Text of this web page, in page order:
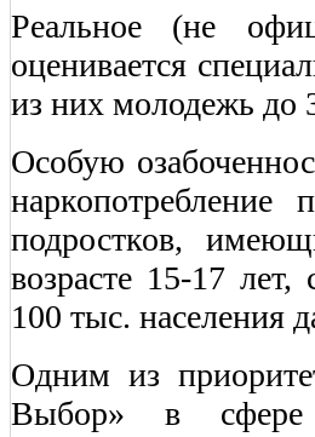
Реальное (не
оценивается
из них молодежь до
Особую
наркопотребление
подростков,
возрасте 15-17
100 тыс. населения
Одним из
Выбор» в сфере